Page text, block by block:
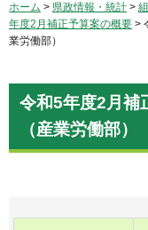
ホーム > 県政情報・統計 >
年度2月補正予算案の概要 >
業労働部）
令和5年度2月補
（産業労働部）